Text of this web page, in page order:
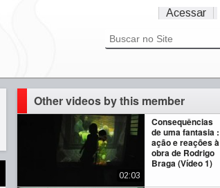
Acessar
Other videos by this member
Consequências
de uma fantasia :
ação e reações à
obra de Rodrigo
Braga (Vídeo 1)
02:03